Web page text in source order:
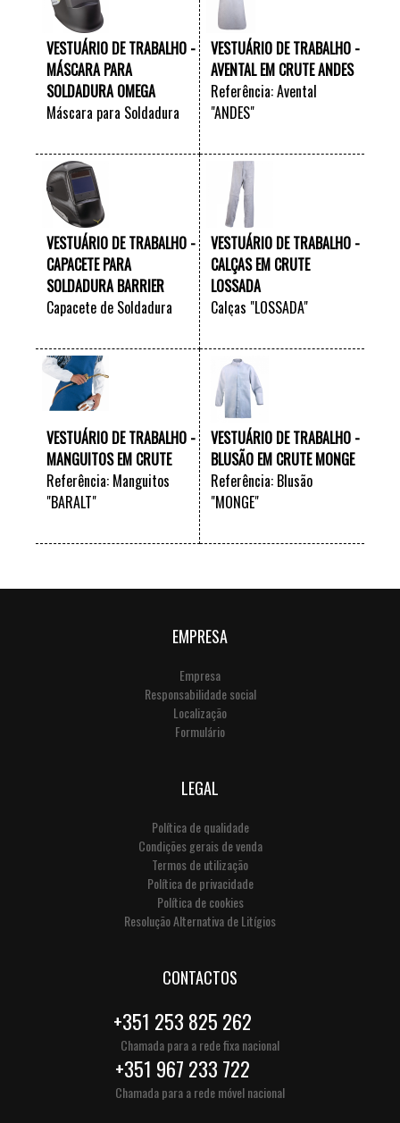
VESTUÁRIO DE TRABALHO -
MÁSCARA PARA
SOLDADURA OMEGA
Máscara para Soldadura
VESTUÁRIO DE TRABALHO -
AVENTAL EM CRUTE ANDES
Referência: Avental
"ANDES"
VESTUÁRIO DE TRABALHO -
CAPACETE PARA
SOLDADURA BARRIER
Capacete de Soldadura
2017)
VESTUÁRIO DE TRABALHO -
CALÇAS EM CRUTE
LOSSADA
Calças "LOSSADA"
VESTUÁRIO DE TRABALHO -
MANGUITOS EM CRUTE
Referência: Manguitos
"BARALT"
VESTUÁRIO DE TRABALHO -
BLUSÃO EM CRUTE MONGE
Referência: Blusão
"MONGE"
EMPRESA
Empresa
Responsabilidade social
Localização
Formulário
LEGAL
Política de qualidade
Condições gerais de venda
Termos de utilização
Política de privacidade
Política de cookies
Resolução Alternativa de Litígios
CONTACTOS
+351 253 825 262
Chamada para a rede fixa nacional
+351 967 233 722
Chamada para a rede móvel nacional